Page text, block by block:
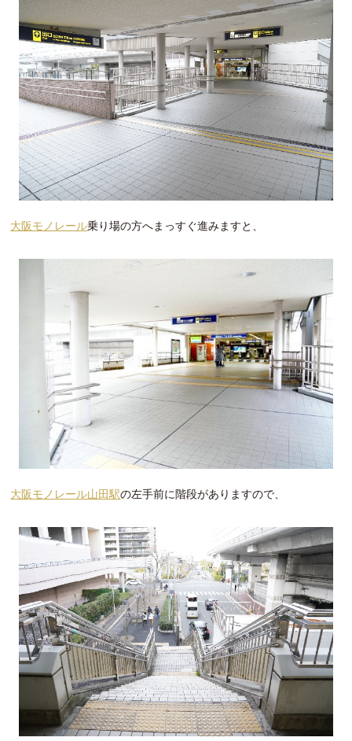
大阪モノレール乗り場の方へまっすぐ進みますと、
大阪モノレール山田駅の左手前に階段がありますので、